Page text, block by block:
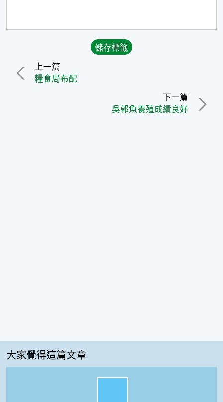
上一篇
糧食局布配
下一篇
吳郭魚養殖成績良好
大家覺得這篇文章